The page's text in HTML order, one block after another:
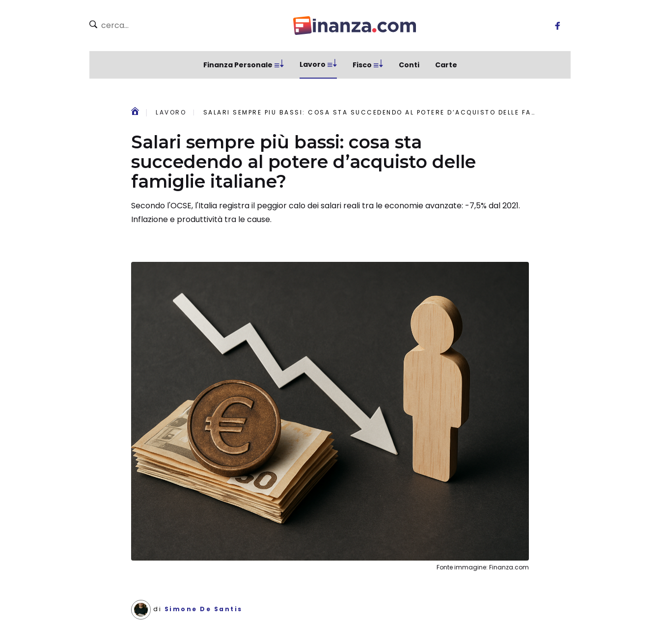
Finanza Personale Lavoro Fisco Conti Carte
LAVORO SALARI SEMPRE PIÙ BASSI: COSA STA SUCCEDENDO AL POTERE D’ACQUISTO DELLE FAMIGLIE ITALIANE?
Salari sempre più bassi: cosa sta
succedendo al potere d’acquisto delle
famiglie italiane?
Secondo l'OCSE, l'Italia registra il peggior calo dei salari reali tra le economie avanzate: -7,5% dal 2021.
Inflazione e produttività tra le cause.
Fonte immagine: Finanza.com
di Simone De Santis